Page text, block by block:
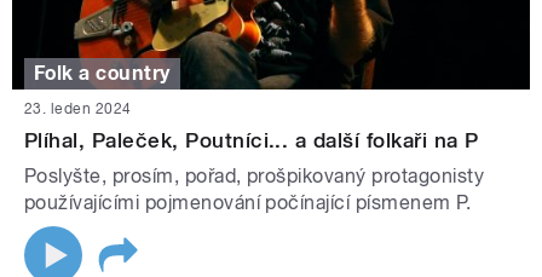
Folk a country
23. leden 2024
Plíhal, Paleček, Poutníci... a další folkaři na P
Poslyšte, prosím, pořad, prošpikovaný protagonisty
používajícími pojmenování počínající písmenem P.